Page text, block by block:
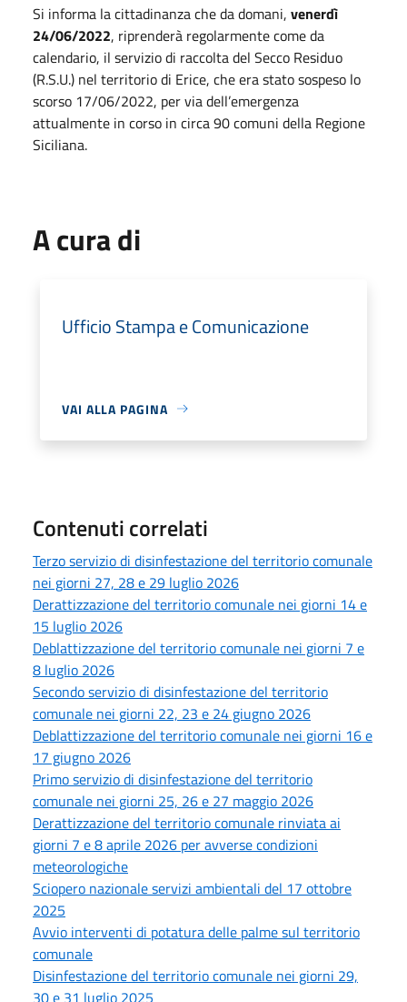
Si informa la cittadinanza che da domani, venerdì
24/06/2022, riprenderà regolarmente come da
calendario, il servizio di raccolta del Secco Residuo
(R.S.U.) nel territorio di Erice, che era stato sospeso lo
scorso 17/06/2022, per via dell’emergenza
attualmente in corso in circa 90 comuni della Regione
Siciliana.
A cura di
Ufficio Stampa e Comunicazione
VAI ALLA PAGINA
Contenuti correlati
Terzo servizio di disinfestazione del territorio comunale
nei giorni 27, 28 e 29 luglio 2026
Derattizzazione del territorio comunale nei giorni 14 e
15 luglio 2026
Deblattizzazione del territorio comunale nei giorni 7 e
8 luglio 2026
Secondo servizio di disinfestazione del territorio
comunale nei giorni 22, 23 e 24 giugno 2026
Deblattizzazione del territorio comunale nei giorni 16 e
17 giugno 2026
Primo servizio di disinfestazione del territorio
comunale nei giorni 25, 26 e 27 maggio 2026
Derattizzazione del territorio comunale rinviata ai
giorni 7 e 8 aprile 2026 per avverse condizioni
meteorologiche
Sciopero nazionale servizi ambientali del 17 ottobre
2025
Avvio interventi di potatura delle palme sul territorio
comunale
Disinfestazione del territorio comunale nei giorni 29,
30 e 31 luglio 2025